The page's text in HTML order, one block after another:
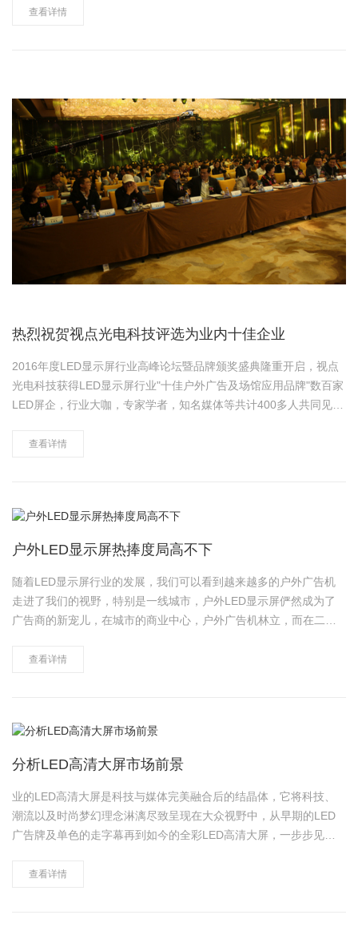
由器在同一个网段，操控器在路由器的下级，银行、车站、医院多
查看详情
热烈祝贺视点光电科技评选为业内十佳企业
2016年度LED显示屏行业高峰论坛暨品牌颁奖盛典隆重开启，视点
光电科技获得LED显示屏行业"十佳户外广告及场馆应用品牌"数百家
LED屏企，行业大咖，专家学者，知名媒体等共计400多人共同见证
参会嘉宾有、中国半导体照明/LE……
查看详情
户外LED显示屏热捧度局高不下
随着LED显示屏行业的发展，我们可以看到越来越多的户外广告机
走进了我们的视野，特别是一线城市，户外LED显示屏俨然成为了
广告商的新宠儿，在城市的商业中心，户外广告机林立，而在二三
潮，LED新传媒广告应时而生，以其独特的创意、高清多角度视觉
查看详情
分析LED高清大屏市场前景
业的LED高清大屏是科技与媒体完美融合后的结晶体，它将科技、
潮流以及时尚梦幻理念淋漓尽致呈现在大众视野中，从早期的LED
广告牌及单色的走字幕再到如今的全彩LED高清大屏，一步步见证
纷呈。以下简单分析下一流的LED高清大屏的市场前景。 1.产
查看详情